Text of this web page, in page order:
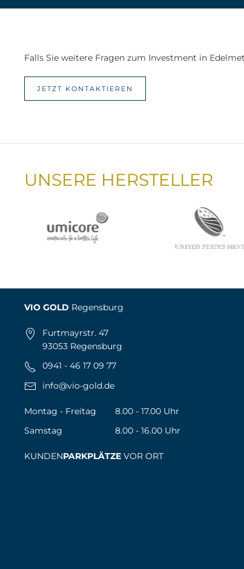
Falls Sie weitere Fragen zum Investment in
JETZT KONTAKTIEREN
UNSERE HERSTELLER
VIO GOLD Regensburg
Furtmayrstr. 47
93053 Regensburg
0941 - 46 17 09 77
info@vio-gold.de
Montag - Freitag
8.00 - 17.00 Uhr
Samstag
8.00 - 16.00 Uhr
KUNDENPARKPLÄTZE VOR ORT